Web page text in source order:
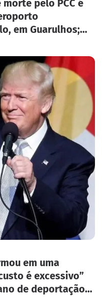
pelo PCC é
em Guarulhos;
em uma
é excessivo”
de deportação